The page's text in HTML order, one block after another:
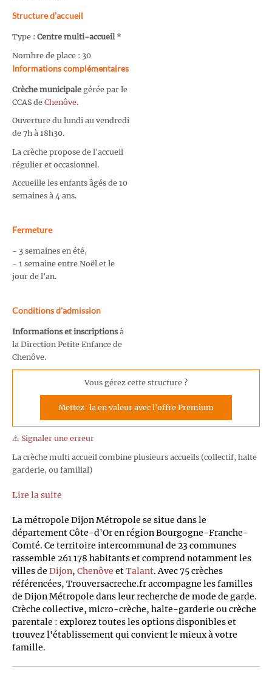
Structure d’accueil
Type : Centre multi-accueil*
Nombre de place : 30
Informations complémentaires
Crèche municipale gérée par le
CCAS de Chenôve.
Ouverture du lundi au vendredi
de 7h à 18h30.
La crèche propose de l'accueil
régulier et occasionnel.
Accueille les enfants âgés de 10
semaines à 4 ans.
Fermeture
- 3 semaines en été,
- 1 semaine entre Noël et le
jour de l'an.
Conditions d'admission
Informations et inscriptionsà
la Direction Petite Enfance de
Chenôve.
Vous gérez cette structure ?
Mettez-la en valeur avec l'offre Premium
⚠️ Signaler une erreur
La crèche multi accueil combine plusieurs accueils (collectif, halte
garderie, ou familial)
Lire la suite
La métropole Dijon Métropole se situe dans le
département Côte-d'Or en région Bourgogne-Franche-
Comté. Ce territoire intercommunal de 23 communes
rassemble 261 178 habitants et comprend notamment les
villes de Dijon, Chenôve etTalant. Avec 75 crèches
référencées, Trouversacreche.fr accompagne les familles
de Dijon Métropole dans leur recherche de mode de garde.
Crèche collective, micro-crèche, halte-garderie ou crèche
parentale : explorez toutes les options disponibles et
trouvez l'établissement qui convient le mieux à votre
famille.